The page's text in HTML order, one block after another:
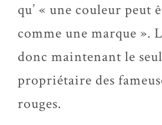
qu’ « une couleur peut
comme une marque ».
donc maintenant le
propriétaire des
rouges.